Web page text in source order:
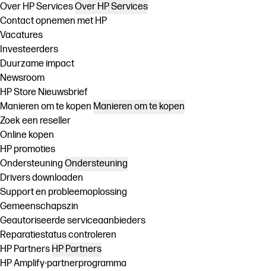
Over HP ServicesOver HP Services
Contact opnemen met HP
Vacatures
Investeerders
Duurzame impact
Newsroom
HP Store Nieuwsbrief
Manieren om te kopen Manieren om te kopen
Zoek een reseller
Online kopen
HP promoties
Ondersteuning Ondersteuning
Drivers downloaden
Support en probleemoplossing
Gemeenschapszin
Geautoriseerde serviceaanbieders
Reparatiestatus controleren
HP Partners HP Partners
HP Amplify-partnerprogramma